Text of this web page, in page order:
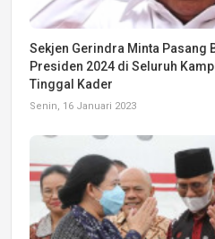
Sekjen Gerindra Minta Pasang
Presiden 2024 di Seluruh
Tinggal Kader
Senin, 16 Januari 2023